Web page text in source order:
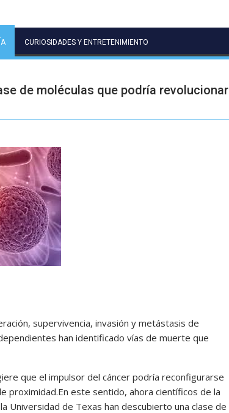
CURIOSIDADES Y ENTRETENIMIENTO
de moléculas que podría revolucionar
supervivencia, invasión y metástasis de
han identificado vías de muerte que
que el impulsor del cáncer podría reconfigurarse
proximidad.En este sentido, ahora científicos de la
Universidad de Texas han descubierto una clase de